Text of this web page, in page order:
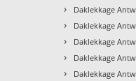
› Daklekkage
› Daklekkage
› Daklekkage
› Daklekkage
› Daklekkage